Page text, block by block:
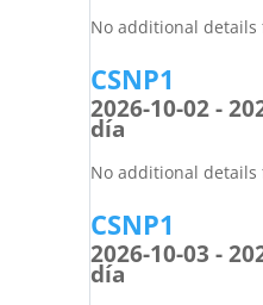
No additional details
CSNP1
2026-10-02 -
día
No additional details
CSNP1
2026-10-03 -
día